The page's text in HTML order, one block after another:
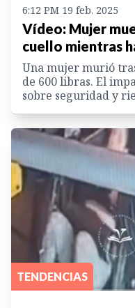
6:12 PM 19 feb. 2025
Vídeo: Mujer
cuello mientras
Una mujer murió
de 600 libras. El
sobre seguridad y
TENDENCIAS